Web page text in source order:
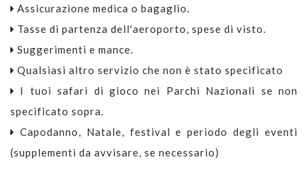
Assicurazione medica o bagaglio.
Tasse di partenza dell'aeroporto, spese di visto.
Suggerimenti e mance.
Qualsiasi altro servizio che non è stato specificato
I tuoi safari di gioco nei Parchi Nazionali se non
specificato sopra.
Capodanno, Natale, festival e periodo degli eventi
(supplementi da avvisare, se necessario)